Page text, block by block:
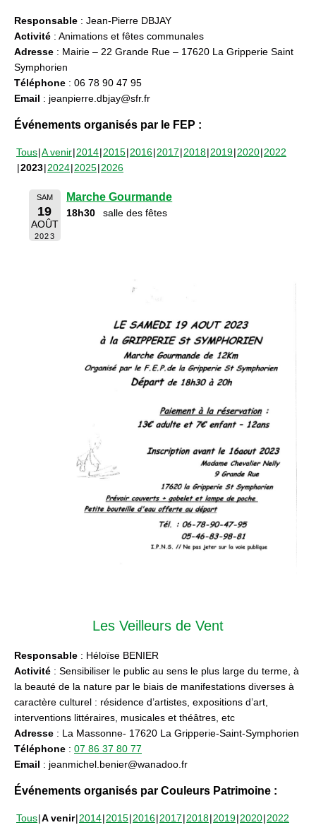
Responsable : Jean-Pierre DBJAY
Activité : Animations et fêtes communales
Adresse : Mairie – 22 Grande Rue – 17620 La Gripperie Saint
Symphorien
Téléphone : 06 78 90 47 95
Email : jeanpierre.dbjay@sfr.fr
Événements organisés par le FEP :
Tous A venir 2014 2015 2016 2017 2018 2019 2020 2022
2023 2024 2025 2026
SAM
19
AOÛT
2023
Marche Gourmande
18h30 salle des fêtes
Les Veilleurs de Vent
Responsable : Héloïse BENIER
Activité : Sensibiliser le public au sens le plus large du terme, à
la beauté de la nature par le biais de manifestations diverses à
caractère culturel : résidence d’artistes, expositions d’art,
interventions littéraires, musicales et théâtres, etc
Adresse : La Massonne- 17620 La Gripperie-Saint-Symphorien
Téléphone : 07 86 37 80 77
Email : jeanmichel.benier@wanadoo.fr
Événements organisés par Couleurs Patrimoine :
Tous A venir 2014 2015 2016 2017 2018 2019 2020 2022